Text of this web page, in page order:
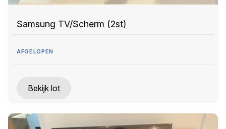
Samsung TV/Scherm (2st)
AFGELOPEN
Bekijk lot